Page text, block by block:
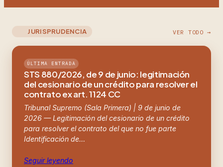
JURISPRUDENCIA VER TODO →
ÚLTIMA ENTRADA
STS 880/2026, de 9 de junio: legitimación
del cesionario de un crédito para resolver el
contrato ex art. 1124 CC
Tribunal Supremo (Sala Primera) | 9 de junio de
2026 — Legitimación del cesionario de un crédito
para resolver el contrato del que no fue parte
Identificación de…
Seguir leyendo